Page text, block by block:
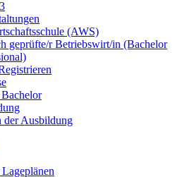
(AWS)
geprüfte/r Betriebswirt/in (Bachelor
der Ausbildung